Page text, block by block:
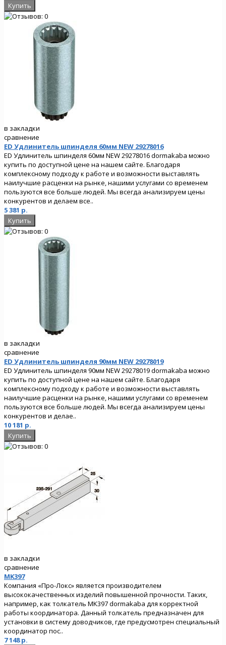
в закладки
сравнение
ED Удлинитель шпинделя 60мм NEW 29278016
ED Удлинитель шпинделя 60мм NEW 29278016 dormakaba можно
купить по доступной цене на нашем сайте. Благодаря
комплексному подходу к работе и возможности выставлять
наилучшие расценки на рынке, нашими услугами со временем
пользуются все больше людей. Мы всегда анализируем цены
конкурентов и делаем все..
5 381 р.
в закладки
сравнение
ED Удлинитель шпинделя 90мм NEW 29278019
ED Удлинитель шпинделя 90мм NEW 29278019 dormakaba можно
купить по доступной цене на нашем сайте. Благодаря
комплексному подходу к работе и возможности выставлять
наилучшие расценки на рынке, нашими услугами со временем
пользуются все больше людей. Мы всегда анализируем цены
конкурентов и делае..
10 181 р.
в закладки
сравнение
MK397
Компания «Про-Локс» является производителем
высококачественных изделий повышенной прочности. Таких,
например, как толкатель MK397 dormakaba для корректной
работы координатора. Данный толкатель предназначен для
установки в систему доводчиков, где предусмотрен специальный
координатор пос..
7 148 р.